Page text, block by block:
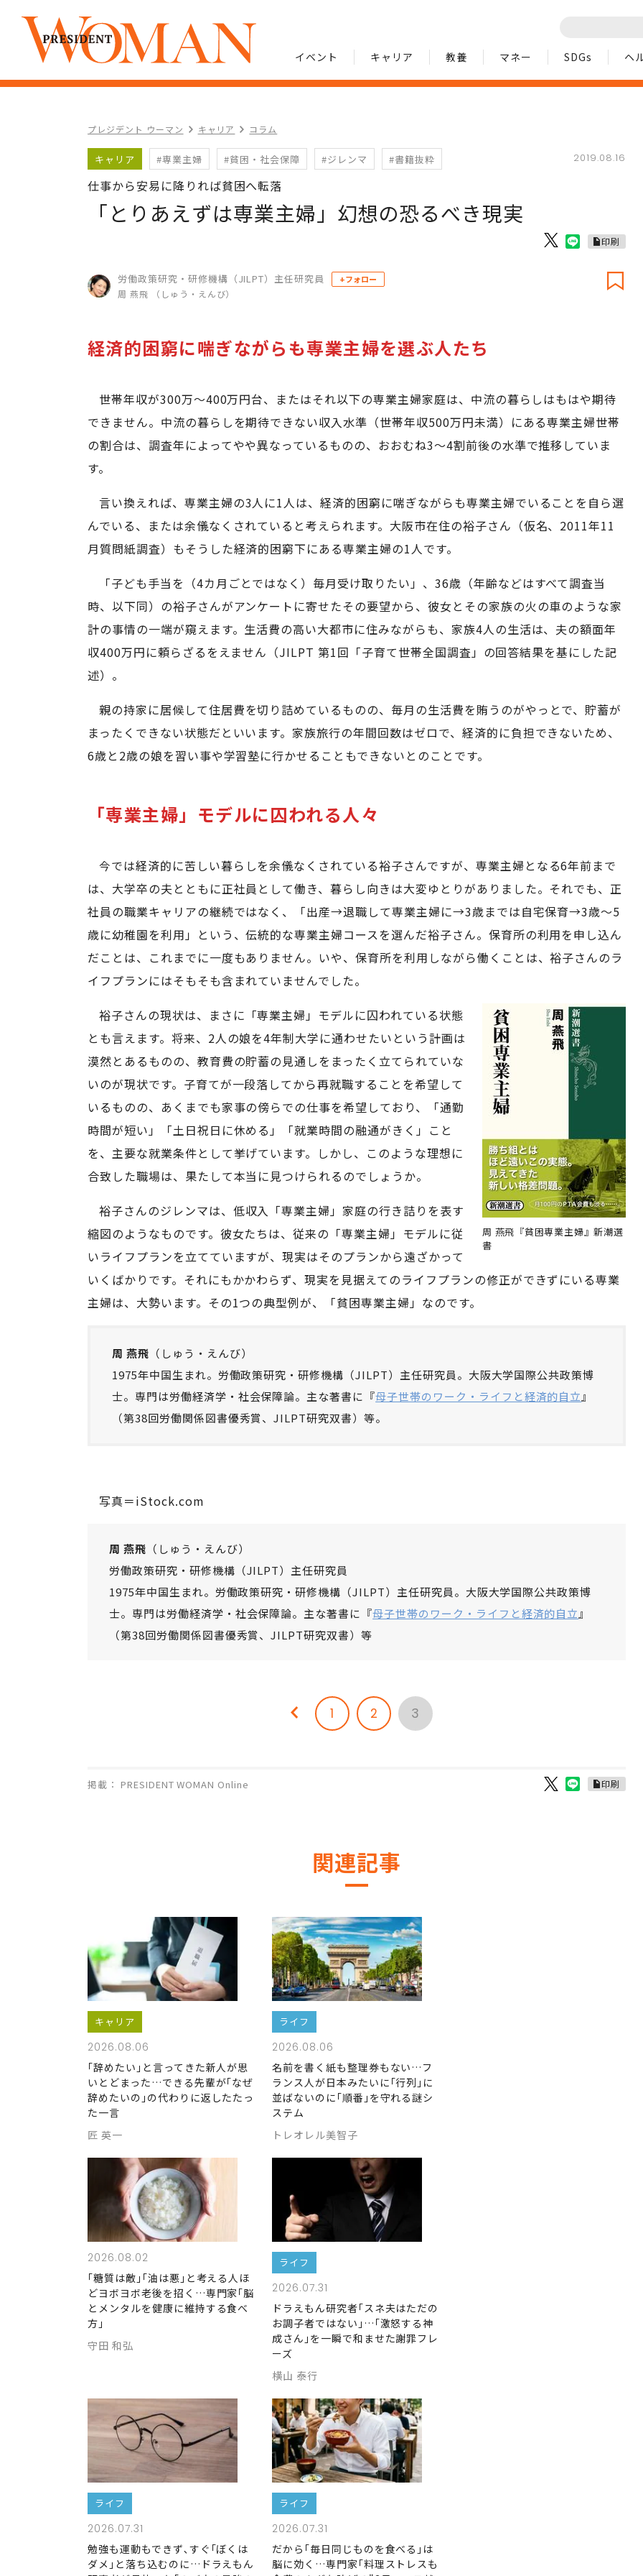
イベント キャリア 教養 マネー SDGs ヘ
プレジデント ウーマン キャリア コラム
キャリア #専業主婦 #貧困・社会保障 #ジレンマ #書籍抜粋 2019.08.16
仕事から安易に降りれば貧困へ転落
「とりあえずは専業主婦」幻想の恐るべき現実
印刷
労働政策研究・研修機構（JILPT）主任研究員
周 燕飛 （しゅう・えんび）
+フォロー
経済的困窮に喘ぎながらも専業主婦を選ぶ人たち
世帯年収が300万～400万円台、またはそれ以下の専業主婦家庭は、中流の暮らしはもはや期待
できません。中流の暮らしを期待できない収入水準（世帯年収500万円未満）にある専業主婦世帯
の割合は、調査年によってやや異なっているものの、おおむね3～4割前後の水準で推移していま
す。
言い換えれば、専業主婦の3人に1人は、経済的困窮に喘ぎながらも専業主婦でいることを自ら選
んでいる、または余儀なくされていると考えられます。大阪市在住の裕子さん（仮名、2011年11
月質問紙調査）もそうした経済的困窮下にある専業主婦の1人です。
「子ども手当を（4カ月ごとではなく）毎月受け取りたい」、36歳（年齢などはすべて調査当
時、以下同）の裕子さんがアンケートに寄せたその要望から、彼女とその家族の火の車のような家
計の事情の一端が窺えます。生活費の高い大都市に住みながらも、家族4人の生活は、夫の額面年
収400万円に頼らざるをえません（JILPT 第1回「子育て世帯全国調査」の回答結果を基にした記
述）。
親の持家に居候して住居費を切り詰めているものの、毎月の生活費を賄うのがやっとで、貯蓄が
まったくできない状態だといいます。家族旅行の年間回数はゼロで、経済的に負担できないため、
6歳と2歳の娘を習い事や学習塾に行かせることもできないとのことです。
「専業主婦」モデルに囚われる人々
今では経済的に苦しい暮らしを余儀なくされている裕子さんですが、専業主婦となる6年前まで
は、大学卒の夫とともに正社員として働き、暮らし向きは大変ゆとりがありました。それでも、正
社員の職業キャリアの継続ではなく、「出産→退職して専業主婦に→3歳までは自宅保育→3歳～5
歳に幼稚園を利用」という、伝統的な専業主婦コースを選んだ裕子さん。保育所の利用を申し込ん
だことは、これまでに一度もありません。いや、保育所を利用しながら働くことは、裕子さんのラ
イフプランにはそもそも含まれていませんでした。
周 燕飛『貧困専業主婦』新潮選
書
裕子さんの現状は、まさに「専業主婦」モデルに囚われている状態
とも言えます。将来、2人の娘を4年制大学に通わせたいという計画は
漠然とあるものの、教育費の貯蓄の見通しをまったく立てられていな
いのが現状です。子育てが一段落してから再就職することを希望して
いるものの、あくまでも家事の傍らでの仕事を希望しており、「通勤
時間が短い」「土日祝日に休める」「就業時間の融通がきく」こと
を、主要な就業条件として挙げています。しかし、このような理想に
合致した職場は、果たして本当に見つけられるのでしょうか。
裕子さんのジレンマは、低収入「専業主婦」家庭の行き詰りを表す
縮図のようなものです。彼女たちは、従来の「専業主婦」モデルに従
いライフプランを立てていますが、現実はそのプランから遠ざかって
いくばかりです。それにもかかわらず、現実を見据えてのライフプランの修正ができずにいる専業
主婦は、大勢います。その1つの典型例が、「貧困専業主婦」なのです。
周 燕飛 （しゅう・えんび）
1975年中国生まれ。労働政策研究・研修機構（JILPT）主任研究員。大阪大学国際公共政策博
士。専門は労働経済学・社会保障論。主な著書に『母子世帯のワーク・ライフと経済的自立 』
（第38回労働関係図書優秀賞、JILPT研究双書）等。
写真＝iStock.com
周 燕飛 （しゅう・えんび）
労働政策研究・研修機構（JILPT）主任研究員
1975年中国生まれ。労働政策研究・研修機構（JILPT）主任研究員。大阪大学国際公共政策博
士。専門は労働経済学・社会保障論。主な著書に『母子世帯のワーク・ライフと経済的自立 』
（第38回労働関係図書優秀賞、JILPT研究双書）等
1 2 3
掲載： PRESIDENT WOMAN Online 印刷
関連記事
キャリア
2026.08.06
｢辞めたい｣と言ってきた新人が思
いとどまった…できる先輩が｢なぜ
辞めたいの｣の代わりに返したたっ
た一言
匠 英一
ライフ
2026.08.06
名前を書く紙も整理券もない…フ
ランス人が日本みたいに｢行列｣に
並ばないのに｢順番｣を守れる謎シ
ステム
トレオレル美智子
2026.08.02
｢糖質は敵｣｢油は悪｣と考える人ほ
どヨボヨボ老後を招く…専門家｢脳
とメンタルを健康に維持する食べ
方｣
守田 和弘
ライフ
2026.07.31
ドラえもん研究者｢スネ夫はただの
お調子者ではない｣…｢激怒する神
成さん｣を一瞬で和ませた謝罪フレ
ーズ
横山 泰行
ライフ
2026.07.31
勉強も運動もできず､すぐ｢ぼくは
ダメ｣と落ち込むのに…ドラえもん
ライフ
2026.07.31
だから｢毎日同じものを食べる｣は
脳に効く…専門家｢料理ストレスも